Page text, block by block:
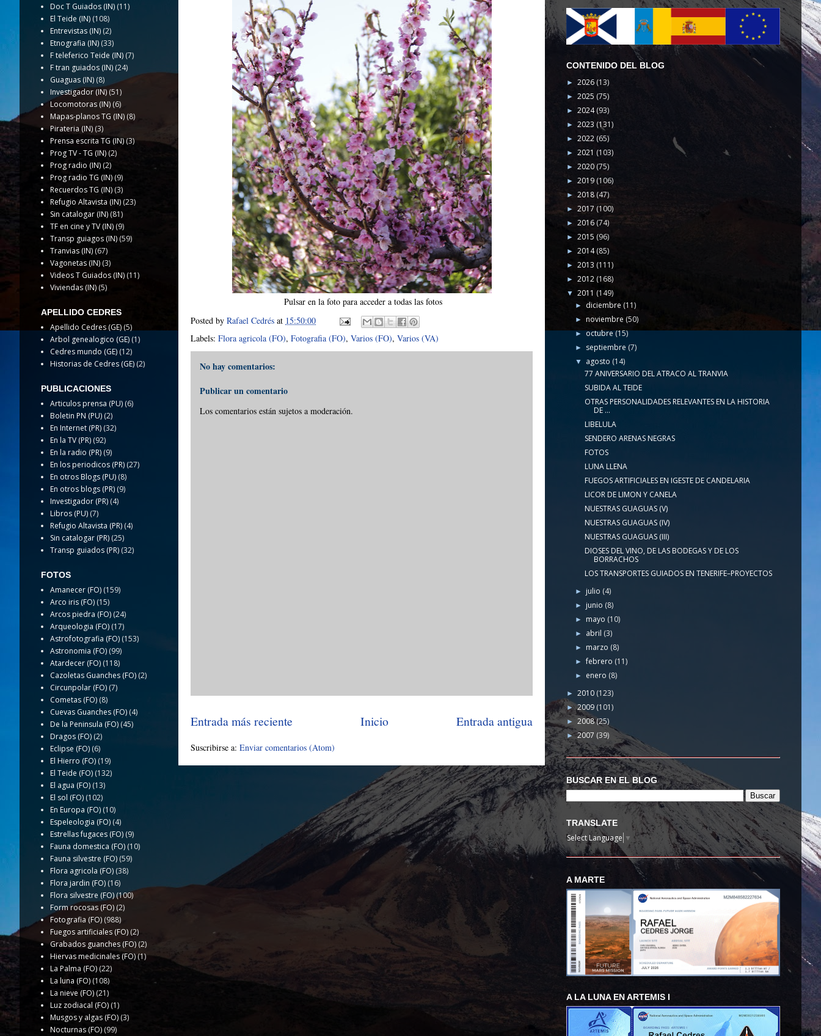
Pulsar en la foto para acceder a todas las fotos
Posted by Rafael Cedrés at 15:50:00
Labels: Flora agricola (FO), Fotografia (FO), Varios (FO), Varios (VA)
No hay comentarios:
Publicar un comentario
Los comentarios están sujetos a moderación.
Entrada más reciente Entrada antigua
Inicio
Suscribirse a: Enviar comentarios (Atom)
Doc T Guiados (IN) (11)
El Teide (IN) (108)
Entrevistas (IN) (2)
Etnografia (IN) (33)
F teleferico Teide (IN) (7)
F tran guiados (IN) (24)
Guaguas (IN) (8)
Investigador (IN) (51)
Locomotoras (IN) (6)
Mapas-planos TG (IN) (8)
Pirateria (IN) (3)
Prensa escrita TG (IN)(3)
Prog TV - TG (IN) (2)
Prog radio (IN) (2)
Prog radio TG (IN) (9)
Recuerdos TG (IN) (3)
Refugio Altavista (IN) (23)
Sin catalogar (IN) (81)
TF en cine y TV (IN) (9)
Transp guiagos (IN)(59)
Tranvias (IN) (67)
Vagonetas (IN) (3)
Videos T Guiados (IN) (11)
Viviendas (IN) (5)
APELLIDO CEDRES
Apellido Cedres (GE) (5)
Arbol genealogico (GE) (1)
Cedres mundo (GE) (12)
Historias de Cedres (GE) (2)
PUBLICACIONES
Articulos prensa (PU) (6)
Boletin PN (PU) (2)
En Internet (PR) (32)
En la TV (PR) (92)
En la radio (PR) (9)
En los periodicos (PR) (27)
En otros Blogs (PU) (8)
En otros blogs (PR) (9)
Investigador (PR) (4)
Libros (PU) (7)
Refugio Altavista (PR) (4)
Sin catalogar (PR) (25)
Transp guiados (PR) (32)
FOTOS
Amanecer (FO) (159)
Arco iris (FO) (15)
Arcos piedra (FO) (24)
Arqueologia (FO) (17)
Astrofotografia (FO) (153)
Astronomia (FO) (99)
Atardecer (FO) (118)
Cazoletas Guanches (FO) (2)
Circunpolar (FO) (7)
Cometas (FO) (8)
Cuevas Guanches (FO) (4)
De la Peninsula (FO) (45)
Dragos (FO) (2)
Eclipse (FO) (6)
El Hierro (FO) (19)
El Teide (FO) (132)
El agua (FO) (13)
El sol (FO) (102)
En Europa (FO) (10)
Espeleologia (FO) (4)
Estrellas fugaces (FO) (9)
Fauna domestica (FO) (10)
Fauna silvestre (FO) (59)
Flora agricola (FO) (38)
Flora jardin (FO) (16)
Flora silvestre (FO)(100)
Form rocosas (FO) (2)
Fotografia (FO) (988)
Fuegos artificiales (FO) (2)
Grabados guanches (FO) (2)
Hiervas medicinales (FO)(1)
La Palma (FO) (22)
La luna (FO) (108)
La nieve (FO) (21)
Luz zodiacal (FO) (1)
Musgos y algas (FO) (3)
Nocturnas (FO) (99)
CONTENIDO DEL BLOG
► 2026(13)
► 2025 (75)
► 2024(93)
► 2023 (131)
► 2022 (65)
► 2021 (103)
► 2020 (75)
► 2019 (106)
► 2018 (47)
► 2017 (100)
► 2016 (74)
► 2015 (96)
► 2014(85)
► 2013 (111)
► 2012 (168)
▼ 2011 (149)
► diciembre (11)
►noviembre(50)
► octubre(15)
► septiembre (7)
▼ agosto (14)
77 ANIVERSARIO DEL ATRACO AL TRANVIA
SUBIDA AL TEIDE
OTRAS PERSONALIDADES RELEVANTES EN LA HISTORIA
DE ...
LIBELULA
SENDERO ARENAS NEGRAS
FOTOS
LUNA LLENA
FUEGOS ARTIFICIALES EN IGESTE DE CANDELARIA
LICOR DE LIMON Y CANELA
NUESTRAS GUAGUAS (V)
NUESTRAS GUAGUAS (IV)
NUESTRAS GUAGUAS (III)
DIOSES DEL VINO, DE LAS BODEGAS Y DE LOS
BORRACHOS
LOS TRANSPORTES GUIADOS EN TENERIFE–PROYECTOS
► julio (4)
► junio (8)
► mayo (10)
► abril (3)
► marzo (8)
►febrero (11)
► enero (8)
► 2010 (123)
►2009 (101)
► 2008(25)
►2007 (39)
BUSCAR EN EL BLOG
TRANSLATE
Select Language ▼
A MARTE
A LA LUNA EN ARTEMIS I